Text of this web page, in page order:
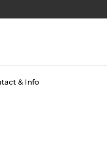
& Info